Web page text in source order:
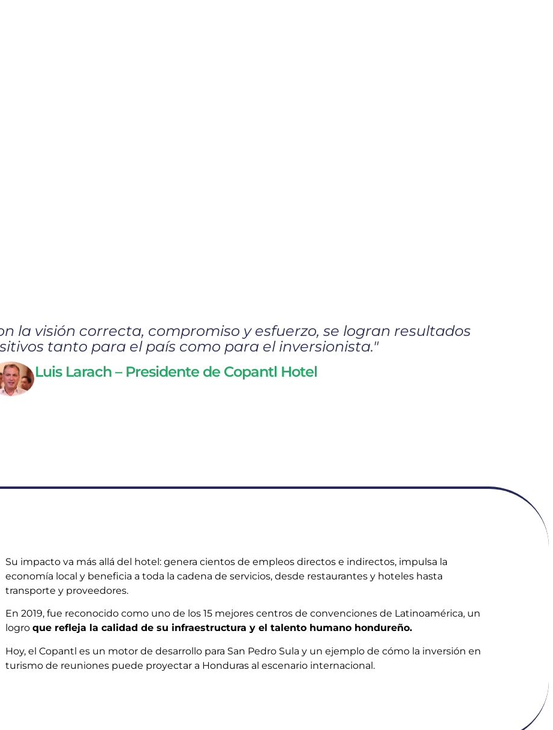
la visión correcta, compromiso y esfuerzo, se logran resultados
tanto para el país como para el inversionista."
Luis Larach – Presidente de Copantl Hotel
Su impacto va más allá del hotel: genera cientos de empleos directos e indirectos, impulsa la
economía local y beneficia a toda la cadena de servicios, desde restaurantes y hoteles hasta
transporte y proveedores.
En 2019, fue reconocido como uno de los 15 mejores centros de convenciones de Latinoamérica, un
logro que refleja la calidad de su infraestructura y el talento humano hondureño.
Hoy, el Copantl es un motor de desarrollo para San Pedro Sula y un ejemplo de cómo la inversión en
turismo de reuniones puede proyectar a Honduras al escenario internacional.